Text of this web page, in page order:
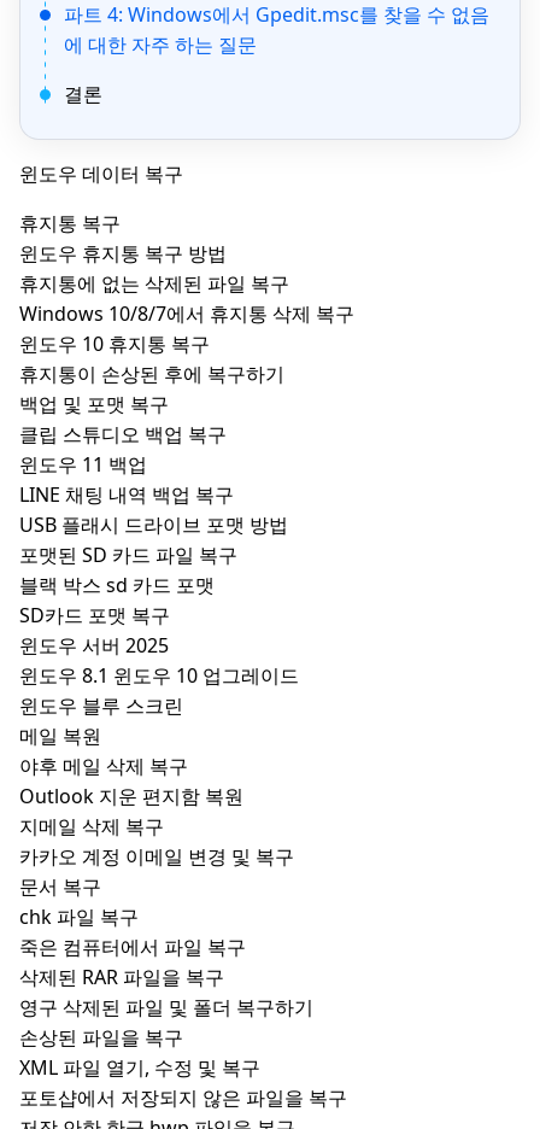
파트 4: Windows에서 Gpedit.msc를 찾을 수 없음
에 대한 자주 하는 질문
결론
윈도우 데이터 복구
휴지통 복구
윈도우 휴지통 복구 방법
휴지통에 없는 삭제된 파일 복구
Windows 10/8/7에서 휴지통 삭제 복구
윈도우 10 휴지통 복구
휴지통이 손상된 후에 복구하기
백업 및 포맷 복구
클립 스튜디오 백업 복구
윈도우 11 백업
LINE 채팅 내역 백업 복구
USB 플래시 드라이브 포맷 방법
포맷된 SD 카드 파일 복구
블랙 박스 sd 카드 포맷
SD카드 포맷 복구
윈도우 서버 2025
윈도우 8.1 윈도우 10 업그레이드
윈도우 블루 스크린
메일 복원
야후 메일 삭제 복구
Outlook 지운 편지함 복원
지메일 삭제 복구
카카오 계정 이메일 변경 및 복구
문서 복구
chk 파일 복구
죽은 컴퓨터에서 파일 복구
삭제된 RAR 파일을 복구
영구 삭제된 파일 및 폴더 복구하기
손상된 파일을 복구
XML 파일 열기, 수정 및 복구
포토샵에서 저장되지 않은 파일을 복구